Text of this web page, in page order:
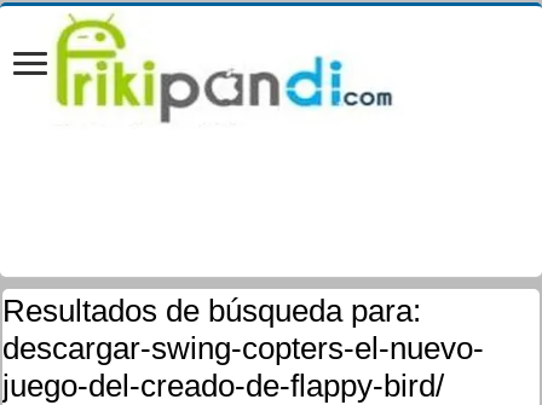
Resultados de búsqueda para:
descargar-swing-copters-el-nuevo-
juego-del-creado-de-flappy-bird/